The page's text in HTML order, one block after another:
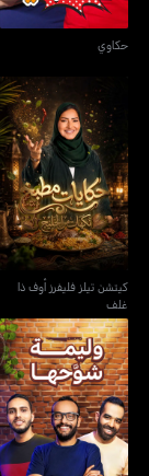
حكاوي
كيتشن تيلز فليفرز أوف ذا
غلف
كيتشن تيلز فليفرز أوف ذا
غلف
وليمة شوّحها